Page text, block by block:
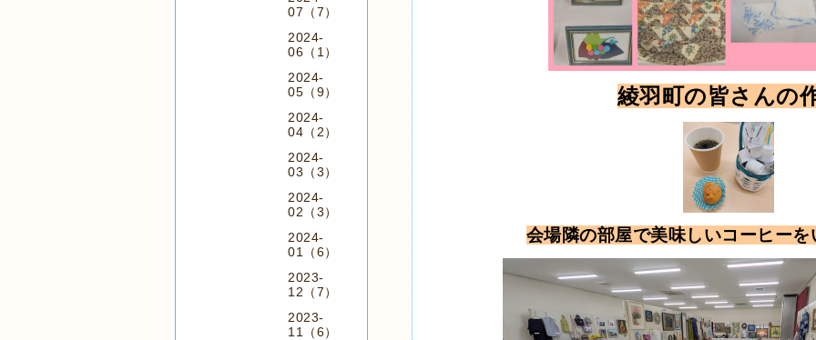
綾羽町の皆さんの
会場隣の部屋で美味しいコーヒー
07（7）
2024-
06（1）
2024-
05（9）
2024-
04（2）
2024-
03（3）
2024-
02（3）
2024-
01（6）
2023-
12（7）
2023-
11（6）